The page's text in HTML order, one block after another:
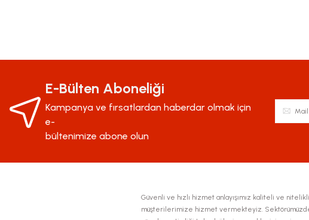
Ürün resmi kalitesiz, bozuk veya görüntülenemiyor.
Ürün açıklamasında eksik bilgiler bulunuyor.
Ürün bilgilerinde hatalar bulunuyor.
Ürün fiyatı diğer sitelerden daha pahalı.
E-Bülten Aboneliği
Kampanya ve fırsatlardan haberdar olmak için
e-
bültenimize abone olun
Güvenli ve hızlı hizmet anlayışımız kaliteli ve
müşterilerimize hizmet vermekteyiz. Sektörümüzde